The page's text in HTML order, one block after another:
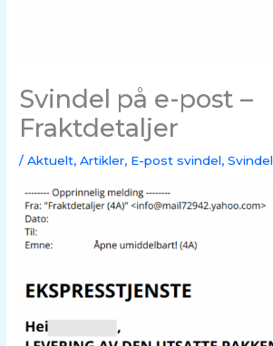
Svindel på e-post –
Fraktdetaljer
/Aktuelt,Artikler, E-post svindel,Svindel